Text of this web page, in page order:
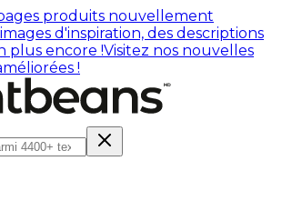
produits nouvellement
d'inspiration, des descriptions
plus encore !Visitez nos nouvelles
!